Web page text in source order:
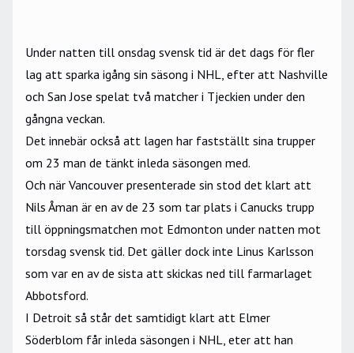
Under natten till onsdag svensk tid är det dags för fler
lag att sparka igång sin säsong i NHL, efter att Nashville
och San Jose spelat två matcher i Tjeckien under den
gångna veckan.
Det innebär också att lagen har fastställt sina trupper
om 23 man de tänkt inleda säsongen med.
Och när Vancouver presenterade sin stod det klart att
Nils Åman är en av de 23 som tar plats i Canucks trupp
till öppningsmatchen mot Edmonton under natten mot
torsdag svensk tid. Det gäller dock inte Linus Karlsson
som var en av de sista att skickas ned till farmarlaget
Abbotsford.
I Detroit så står det samtidigt klart att Elmer
Söderblom får inleda säsongen i NHL, eter att han